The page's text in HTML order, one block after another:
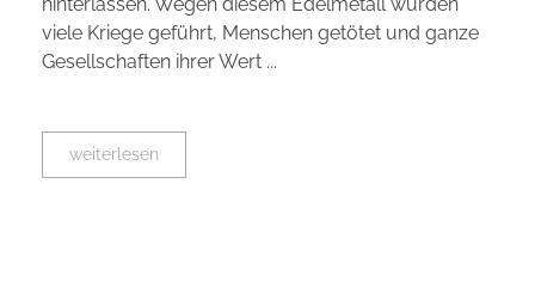
hinterlassen. Wegen diesem Edelmetall wurden
viele Kriege geführt, Menschen getötet und ganze
Gesellschaften ihrer Wert ...
weiterlesen